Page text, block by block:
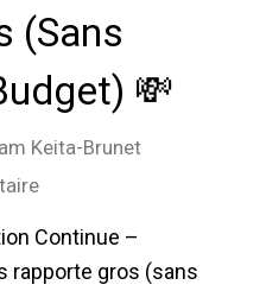
(Sans
💸
Keita-Brunet
Continue –
rapporte gros (sans